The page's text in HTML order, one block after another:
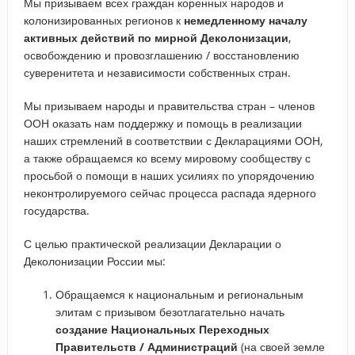
колонизированных регионов к немедленному началу
активных действий по мирной Деколонизации,
освобождению и провозглашению / восстановлению
суверенитета и независимости собственных стран.
Мы призываем народы и правительства стран – членов
ООН оказать нам поддержку и помощь в реализации
наших стремлений в соответствии с Декларациями ООН,
а также обращаемся ко всему мировому сообществу с
просьбой о помощи в наших усилиях по упорядочению
неконтролируемого сейчас процесса распада ядерного
государства.
С целью практической реализации Декларации о
Деколонизации России мы:
Обращаемся к национальным и региональным
элитам с призывом безотлагательно начать
создание Национальных Переходных
Правительств / Администраций (на своей земле